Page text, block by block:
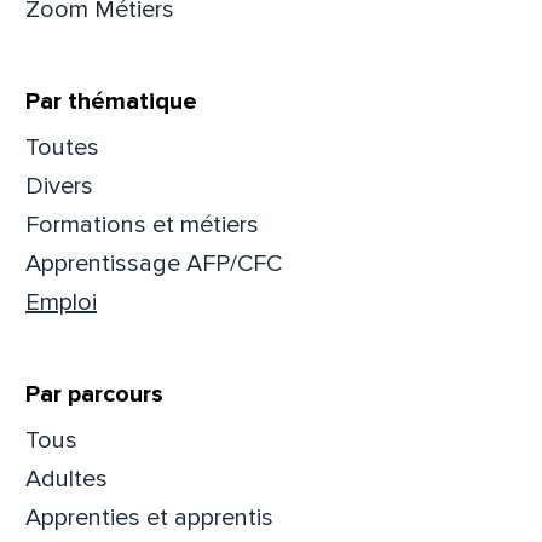
Zoom Métiers
Par thématique
Toutes
Divers
Formations et métiers
Apprentissage AFP/CFC
Emploi
Par parcours
Tous
Adultes
Apprenties et apprentis